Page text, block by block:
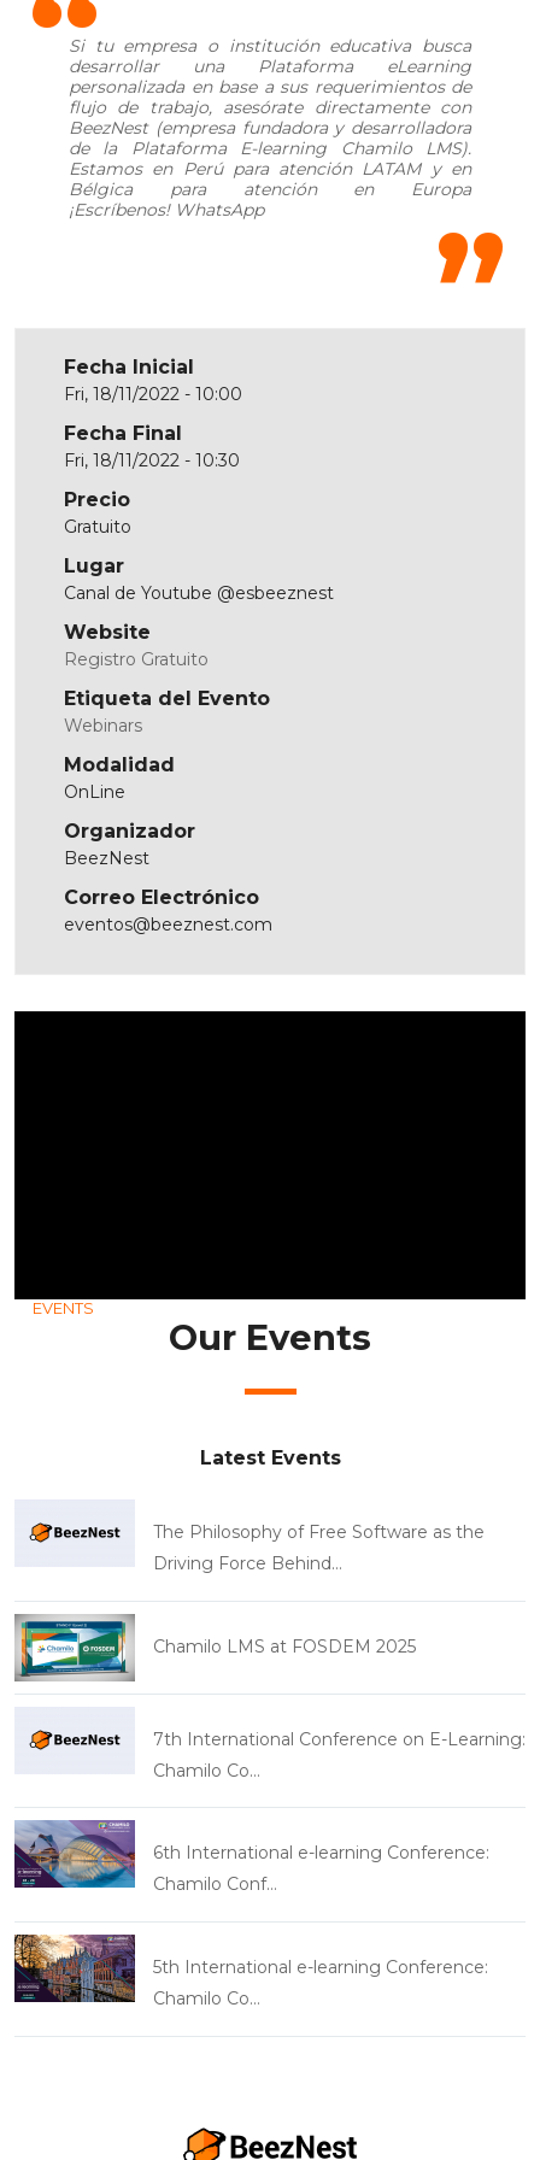
Si tu empresa o institución educativa busca
desarrollar una Plataforma eLearning
personalizada en base a sus requerimientos de
flujo de trabajo, asesórate directamente con
BeezNest (empresa fundadora y desarrolladora
de la Plataforma E-learning Chamilo LMS).
Estamos en Perú para atención LATAM y en
Bélgica para atención en Europa
¡Escríbenos! WhatsApp
Fecha Inicial
Fri, 18/11/2022 - 10:00
Fecha Final
Fri, 18/11/2022 - 10:30
Precio
Gratuito
Lugar
Canal de Youtube @esbeeznest
Website
Registro Gratuito
Etiqueta del Evento
Webinars
Modalidad
OnLine
Organizador
BeezNest
Correo Electrónico
eventos@beeznest.com
EVENTS
Our Events
Latest Events
The Philosophy of Free Software as the
Driving Force Behind…
Chamilo LMS at FOSDEM 2025
7th International Conference on E-Learning:
Chamilo Co…
6th International e-learning Conference:
Chamilo Conf…
5th International e-learning Conference:
Chamilo Co…